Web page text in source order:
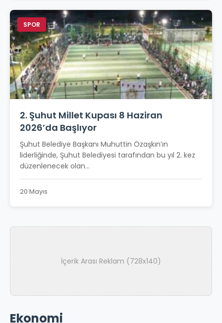
SPOR
2. Şuhut Millet Kupası 8 Haziran
2026’da Başlıyor
Şuhut Belediye Başkanı Muhuttin Özaşkın’ın
liderliğinde, Şuhut Belediyesi tarafından bu yıl 2. kez
düzenlenecek olan...
20 Mayıs
İçerik Arası Reklam (728x140)
Ekonomi